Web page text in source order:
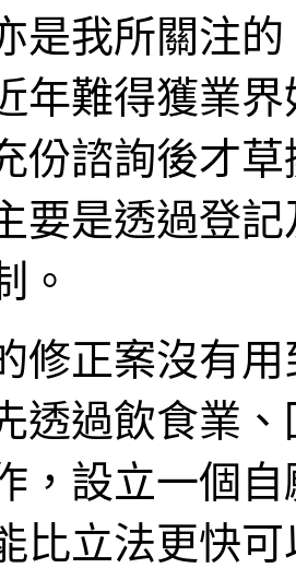
是我所關注
年難得獲業
份諮詢後才
要是透過登
。
修正案沒有
透過飲食業
，設立一個
比立法更快